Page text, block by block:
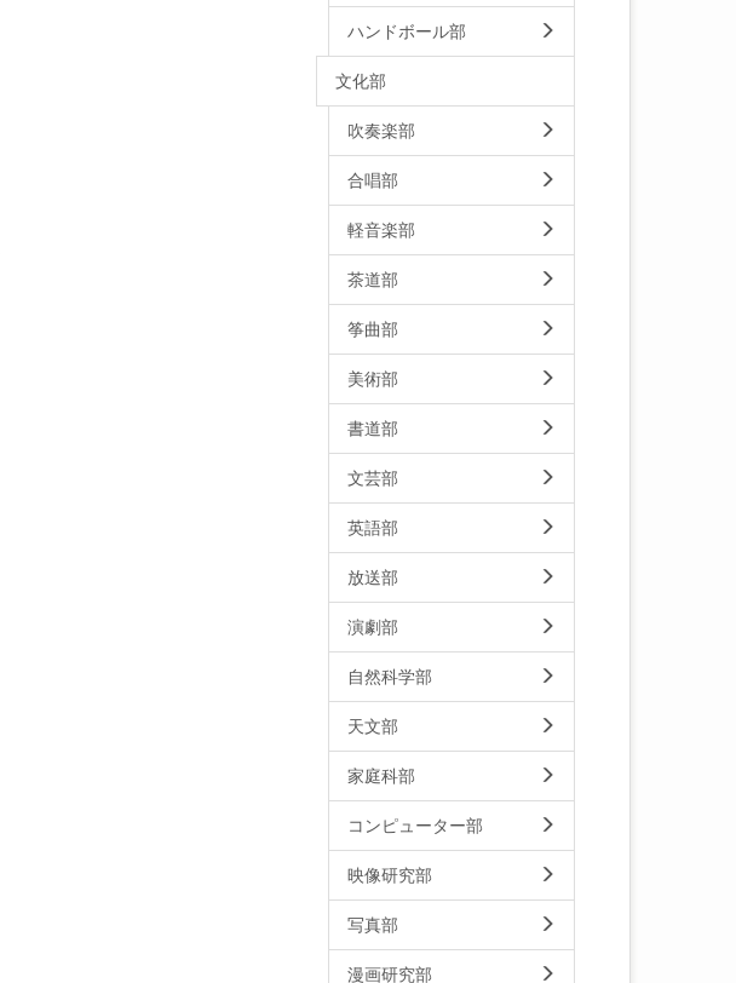
ハンドボール部
文化部
吹奏楽部
合唱部
軽音楽部
茶道部
筝曲部
美術部
書道部
文芸部
英語部
放送部
演劇部
自然科学部
天文部
家庭科部
コンピューター部
映像研究部
写真部
漫画研究部